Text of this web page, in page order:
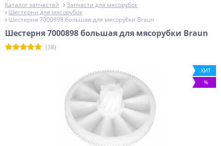
Каталог запчастей
Запчасти для мясорубок
Шестерни для мясорубок
Шестерня 7000898 большая для мясорубки Braun
Шестерня 7000898 большая для мясорубки Braun
(38)
ХИТ
%